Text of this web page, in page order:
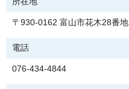
〒930-0162 富山市花木28番地
電話
076-434-4844